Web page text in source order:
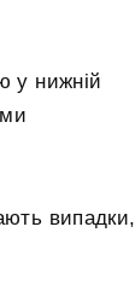
у нижній
випадки,